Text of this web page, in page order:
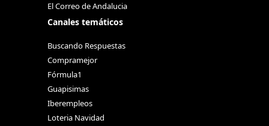
El Correo de Andalucia
Canales temáticos
Buscando Respuestas
Compramejor
Fórmula1
Guapisimas
Iberempleos
Loteria Navidad